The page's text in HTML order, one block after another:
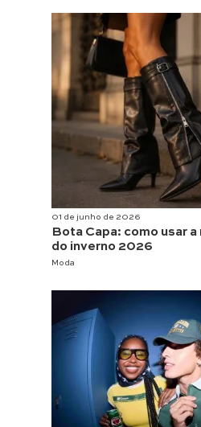
01 de junho de 2026
Bota Capa: como usar
do inverno 2026
Moda